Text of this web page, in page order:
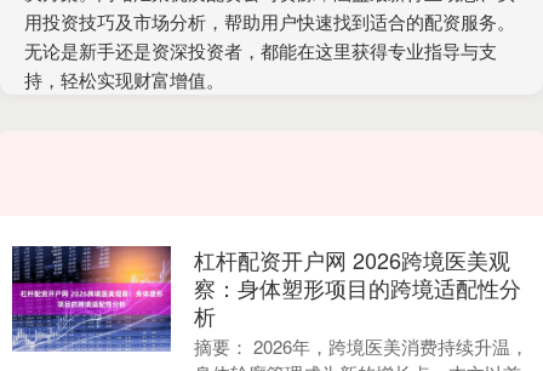
用投资技巧及市场分析，帮助用户快速找到适合的配资服务。
无论是新手还是资深投资者，都能在这里获得专业指导与支
持，轻松实现财富增值。
杠杆配资开户网 2026跨境医美观
察：身体塑形项目的跨境适配性分
析
摘要： 2026年，跨境医美消费持续升温，